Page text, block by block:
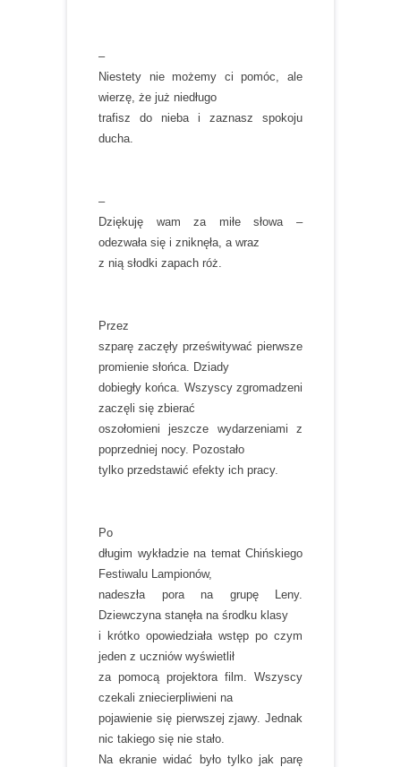
–
Niestety nie możemy ci pomóc, ale
wierzę, że już niedługo
trafisz do nieba i zaznasz spokoju
ducha.
–
Dziękuję wam za miłe słowa –
odezwała się i zniknęła, a wraz
z nią słodki zapach róż.
Przez
szparę zaczęły prześwitywać pierwsze
promienie słońca. Dziady
dobiegły końca. Wszyscy zgromadzeni
zaczęli się zbierać
oszołomieni jeszcze wydarzeniami z
poprzedniej nocy. Pozostało
tylko przedstawić efekty ich pracy.
Po
długim wykładzie na temat Chińskiego
Festiwalu Lampionów,
nadeszła pora na grupę Leny.
Dziewczyna stanęła na środku klasy
i krótko opowiedziała wstęp po czym
jeden z uczniów wyświetlił
za pomocą projektora film. Wszyscy
czekali zniecierpliwieni na
pojawienie się pierwszej zjawy. Jednak
nic takiego się nie stało.
Na ekranie widać było tylko jak parę